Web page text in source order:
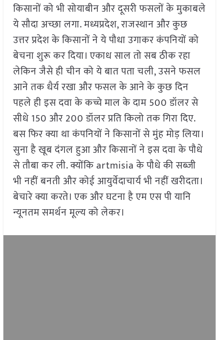
किसानों को भी सोयाबीन और दूसरी फसलों के मुकाबले
ये सौदा अच्छा लगा. मध्यप्रदेश, राजस्थान और कुछ
उत्तर प्रदेश के किसानों ने ये पौधा उगाकर कंपनियों को
बेचना शुरू कर दिया। एकाध साल तो सब ठीक रहा
लेकिन जैसे ही चीन को ये बात पता चली, उसने फसल
आने तक धैर्य रखा और फसल के आने के कुछ दिन
पहले ही इस दवा के कच्चे माल के दाम 500 डॉलर से
सीधे 150 और 200 डॉलर प्रति किलो तक गिरा दिए.
बस फिर क्या था कंपनियों ने किसानों से मुंह मोड़ लिया।
सुना है खूब दंगल हुआ और किसानों ने इस दवा के पौधे
से तौबा कर ली. क्योंकि artmisia के पौधे की सब्जी
भी नहीं बनती और कोई आयुर्वेदाचार्य भी नहीं खरीदता।
बेचारे क्या करते। एक और घटना है एम एस पी यानि
न्यूनतम समर्थन मूल्य को लेकर।